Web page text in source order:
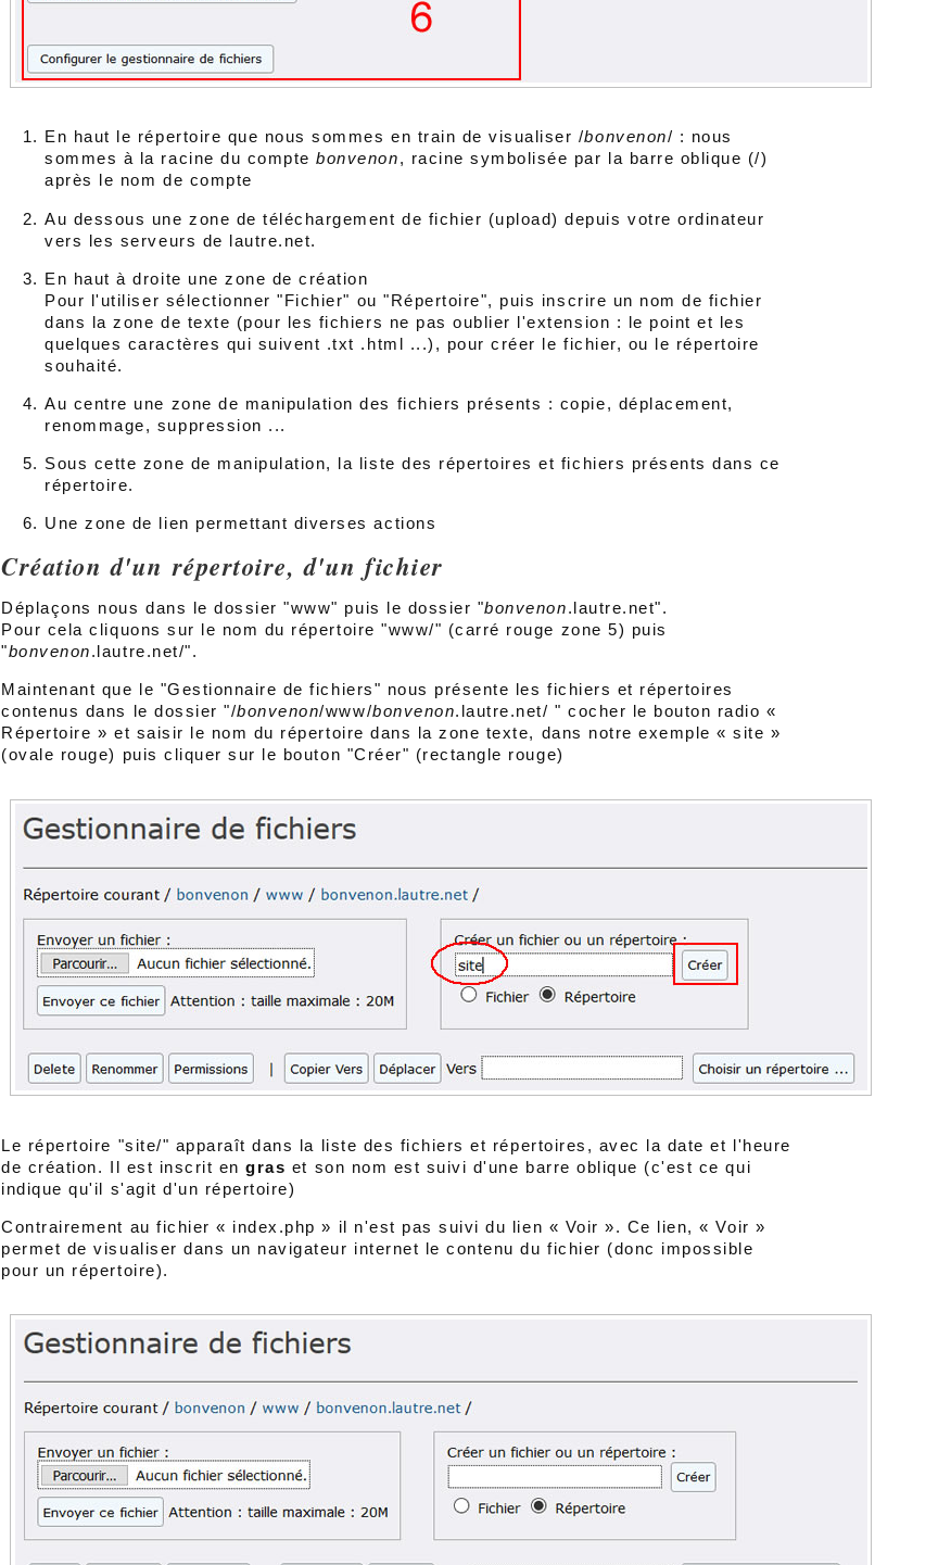
En haut le répertoire que nous sommes en train de visualiser /bonvenon/ : nous
sommes à la racine du comptebonvenon, racine symbolisée par la barre oblique (/)
après le nom de compte
Au dessous une zone de téléchargement de fichier (upload) depuis votre ordinateur
vers les serveurs de lautre.net.
En haut à droite une zone de création
Pour l'utiliser sélectionner "Fichier" ou "Répertoire", puis inscrire un nom de fichier
dans la zone de texte (pour les fichiers ne pas oublier l'extension : le point et les
quelques caractères qui suivent .txt .html ...), pour créer le fichier, ou le répertoire
souhaité.
Au centre une zone de manipulation des fichiers présents : copie, déplacement,
renommage, suppression ...
Sous cette zone de manipulation, la liste des répertoires et fichiers présents dans ce
répertoire.
Une zone de lien permettant diverses actions
Création d'un répertoire, d'un fichier
Déplaçons nous dans le dossier "www" puis le dossier "bonvenon.lautre.net".
Pour cela cliquons sur le nom du répertoire "www/" (carré rouge zone 5) puis
"bonvenon.lautre.net/".
Maintenant que le "Gestionnaire de fichiers" nous présente les fichiers et répertoires
contenus dans le dossier "/bonvenon/www/bonvenon.lautre.net/ " cocher le bouton radio «
Répertoire » et saisir le nom du répertoire dans la zone texte, dans notre exemple « site »
(ovale rouge) puis cliquer sur le bouton "Créer" (rectangle rouge)
Le répertoire "site/" apparaît dans la liste des fichiers et répertoires, avec la date et l'heure
de création. Il est inscrit engras et son nom est suivi d'une barre oblique (c'est ce qui
indique qu'il s'agit d'un répertoire)
Contrairement au fichier « index.php » il n'est pas suivi du lien « Voir ». Ce lien, « Voir »
permet de visualiser dans un navigateur internet le contenu du fichier (donc impossible
pour un répertoire).